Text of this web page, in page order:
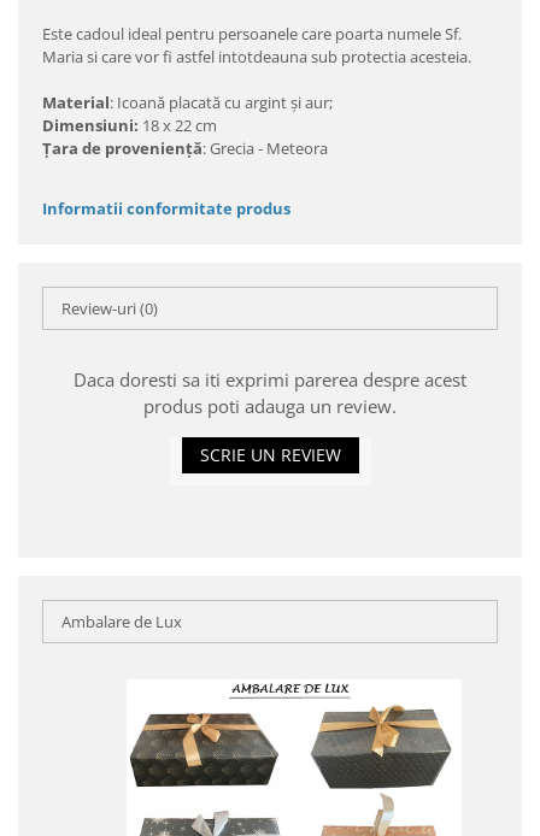
Este cadoul ideal pentru persoanele care poarta numele Sf.
Maria si care vor fi astfel intotdeauna sub protectia acesteia.
Material: Icoană placată cu argint şi aur;
Dimensiuni: 18 x 22 cm
Ţara de provenienţă: Grecia - Meteora
Informatii conformitate produs
Review-uri(0)
Daca doresti sa iti exprimi parerea despre acest
produs poti adauga un review.
SCRIE UN REVIEW
Ambalare de Lux